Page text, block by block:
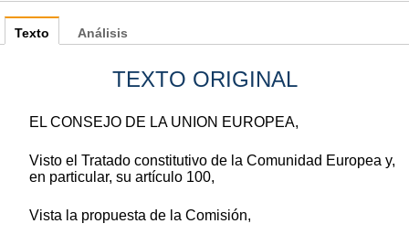
Texto
TEXTO ORIGINAL
EL CONSEJO DE LA UNION EUROPEA,
Visto el Tratado constitutivo de la Comunidad Europea y,
en particular, su artículo 100,
Vista la propuesta de la Comisión,
Análisis